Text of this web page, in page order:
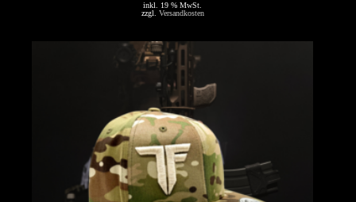
inkl. 19 % MwSt.
zzgl. Versandkosten